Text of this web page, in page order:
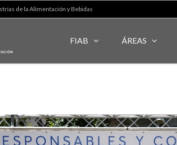
de la Alimentación y Bebidas
FIAB ÁREAS